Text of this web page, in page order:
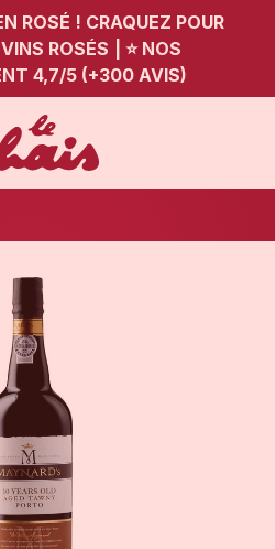
ROSÉ ! CRAQUEZ POUR
ROSÉS
⭐ NOS
4,7/5 (+300 AVIS)